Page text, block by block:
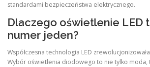
standardami bezpieczeństwa elektrycznego.
Dlaczego oświetlenie LED
numer jeden?
Współczesna technologia LED
Wybór oświetlenia diodowego to nie tylko moda,